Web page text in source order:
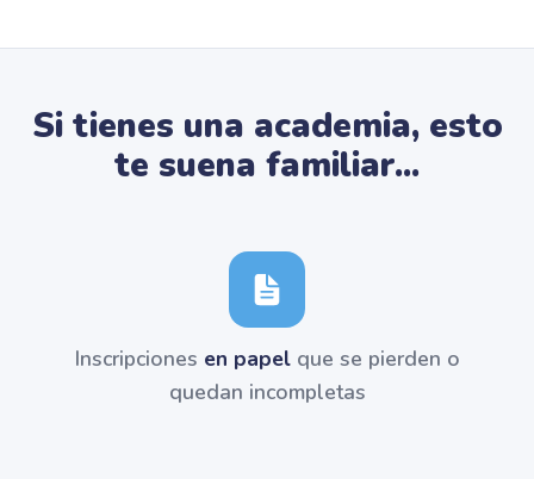
Si tienes una academia, esto
te suena familiar...
Inscripciones en papelque se pierden o
quedan incompletas